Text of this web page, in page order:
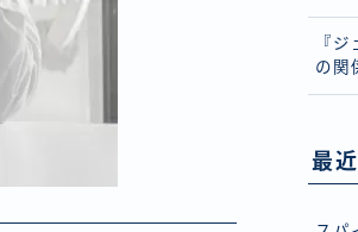
『
の関
最